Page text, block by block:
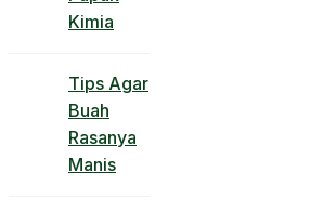
Kimia
Tips Agar
Buah
Rasanya
Manis